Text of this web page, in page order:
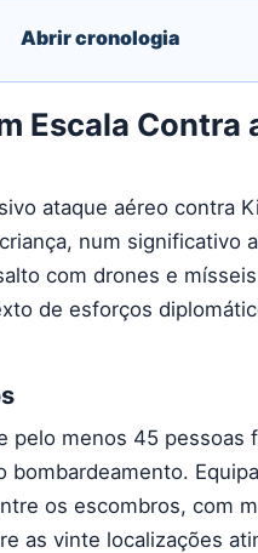
Abrir cronologia
Escala Contra
ataque aéreo contra
num significativo
com drones e
de esforços
pelo menos 45 pessoas
bombardeamento.
os escombros, com
as vinte localizações